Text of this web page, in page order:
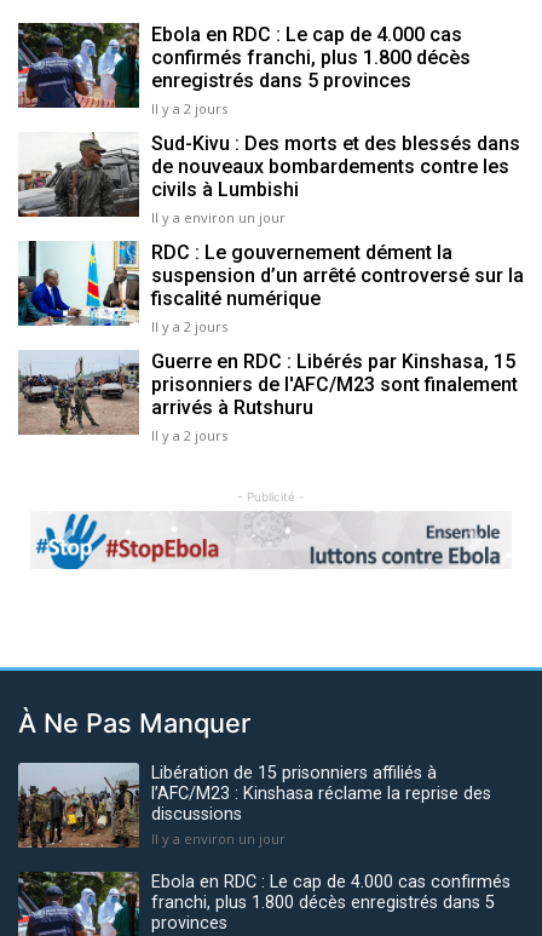
Ebola en RDC : Le cap de 4.000 cas
confirmés franchi, plus 1.800 décès
enregistrés dans 5 provinces
Il y a 2 jours
Sud-Kivu : Des morts et des blessés dans
de nouveaux bombardements contre les
civils à Lumbishi
Il y a environ un jour
RDC : Le gouvernement dément la
suspension d’un arrêté controversé sur la
fiscalité numérique
Il y a 2 jours
Guerre en RDC : Libérés par Kinshasa, 15
prisonniers de l'AFC/M23 sont finalement
arrivés à Rutshuru
Il y a 2 jours
- Publicité -
Previous Next
À Ne Pas Manquer
Libération de 15 prisonniers affiliés à
l’AFC/M23 : Kinshasa réclame la reprise des
discussions
Il y a environ un jour
Ebola en RDC : Le cap de 4.000 cas confirmés
franchi, plus 1.800 décès enregistrés dans 5
provinces